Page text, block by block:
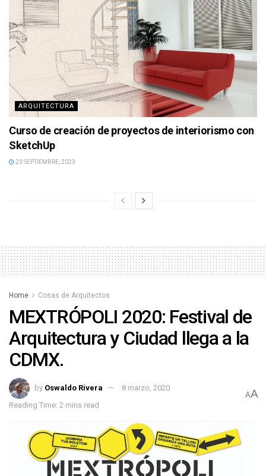
ARQUITECTURA
Curso de creación de proyectos de interiorismo con
SketchUp
23 SEPTIEMBRE, 2023
Home Cosas de Arquitectos
MEXTRÓPOLI 2020: Festival de
Arquitectura y Ciudad llega a la
CDMX.
by Oswaldo Rivera
8 marzo, 2020
Reading Time: 2 mins read
AA